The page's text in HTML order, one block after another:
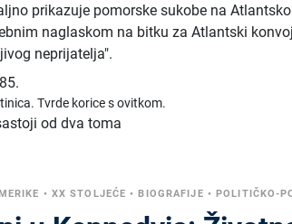
prikazuje pomorske sukobe na
naglaskom na bitku za Atlantski
neprijatelja".
Tvrde korice s ovitkom.
od dva toma
• XX STOLJEĆE •BIOGRAFIJE •POLITIČKO-